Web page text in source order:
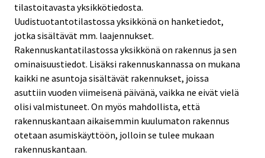
tilastoitavasta yksikkötiedosta.
Uudistuotantotilastossa yksikkönä on hanketiedot,
jotka sisältävät mm. laajennukset.
Rakennuskantatilastossa yksikkönä on rakennus ja sen
ominaisuustiedot. Lisäksi rakennuskannassa on mukana
kaikki ne asuntoja sisältävät rakennukset, joissa
asuttiin vuoden viimeisenä päivänä, vaikka ne eivät vielä
olisi valmistuneet. On myös mahdollista, että
rakennuskantaan aikaisemmin kuulumaton rakennus
otetaan asumiskäyttöön, jolloin se tulee mukaan
rakennuskantaan.